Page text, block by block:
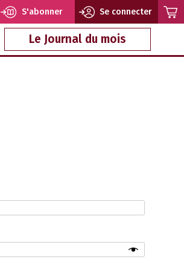
S'abonner Se connecter
Le Journal du mois